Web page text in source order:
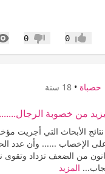
إعجاب0 عدم إعجاب
0
حصباة • 18 سنة
من خصوبة
الأبحاث التي أجريت
الإخصاب ...... وأن عدد
من الضعف تزداد وتقوى
المزيد